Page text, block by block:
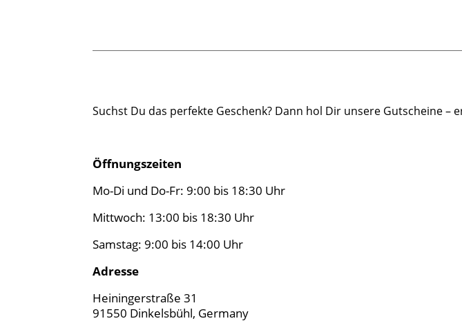
Suchst Du das perfekte Geschenk? Dann hol Dir unsere Gutscheine
Öffnungszeiten
Mo-Di und Do-Fr: 9:00 bis 18:30 Uhr
Mittwoch: 13:00 bis 18:30 Uhr
Samstag: 9:00 bis 14:00 Uhr
Adresse
Heiningerstraße 31
91550 Dinkelsbühl, Germany